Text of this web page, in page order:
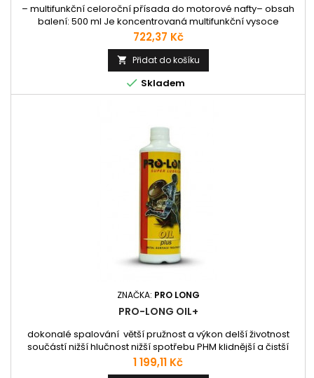
– multifunkční celoroční přísada do motorové nafty– obsah
balení: 500 ml Je koncentrovaná multifunkční vysoce
účinná přísada do motorové nafty, která vlivem
patentovaného molekulárního pochodu čistí a maže nejen
palivovou soustavu, ale i horní (spalovací) část vznětových
motorů. Vytvoří velmi kvalitní kluzné podmínky všem třecím
částem vstřikovací...
Cena
722,37 Kč
 Přidat do košíku
 Skladem
ZNAČKA: PRO LONG
PRO-LONG OIL+
dokonalé spalování větší pružnost a výkon delší životnost
součástí nižší hlučnost nižší spotřebu PHM klidnější a čistší
chod snazší studené starty
Cena
1 199,11 Kč